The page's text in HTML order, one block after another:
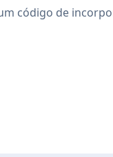
código de